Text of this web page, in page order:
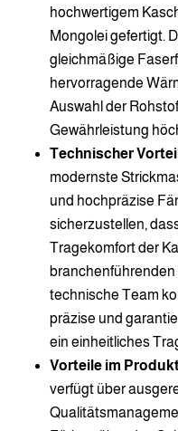
hochwertigem
Mongolei gefertigt.
gleichmäßige
hervorragende
Auswahl der
Gewährleistung
Technischer Vorteil
modernste
und hochpräzise
sicherzustellen,
Tragekomfort der
technische Team
präzise und
ein einheitliches
Vorteile im
verfügt über